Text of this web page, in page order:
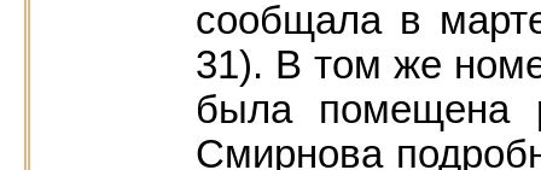
сообщала в
31). В том же
была помещена
Смирнова